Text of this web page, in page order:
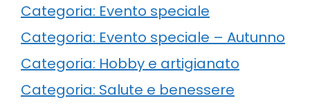
Categoria: Evento speciale
Categoria: Evento speciale – Autunno
Categoria: Hobby e artigianato
Categoria: Salute e benessere